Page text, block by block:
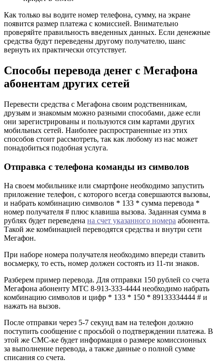
Как только вы водите номер телефона, сумму, на экране
появится размер платежа с комиссией. Внимательно
проверяйте правильность введенных данных. Если денежные
средства будут переведены другому получателю, шанс
вернуть их практически отсутствует.
Способы перевода денег с Мегафона
абонентам других сетей
Перевести средства с Мегафона своим родственникам,
друзьям и знакомым можно разными способами, даже если
они зарегистрированы и пользуются сим картами других
мобильных сетей. Наиболее распространенные из этих
способов стоит рассмотреть, так как любому из нас может
понадобиться подобная услуга.
Отправка с телефона команды из символов
На своем мобильнике или смартфоне необходимо запустить
приложение телефон, с которого всегда совершаются вызовы,
и набрать комбинацию символов * 133 * сумма перевода *
номер получателя # плюс клавиша вызова. Заданная сумма в
рублях будет переведена на счет указанного номера абонента.
Такой же комбинацией переводятся средства и внутри сети
Мегафон.
При наборе номера получателя необходимо впереди ставить
восьмерку, то есть, номер должен состоять из 11-ти знаков.
Разберем пример перевода. Для отправки 150 рублей со счета
Мегафона абоненту МТС 8-913-333-4444 необходимо набрать
комбинацию символов и цифр * 133 * 150 * 89133334444 # и
нажать на вызов.
После отправки через 5-7 секунд вам на телефон должно
поступить сообщение с просьбой о подтверждении платежа. В
этой же СМС-ке будет информация о размере комиссионных
за выполнение перевода, а также данные о полной сумме
списания со счета.